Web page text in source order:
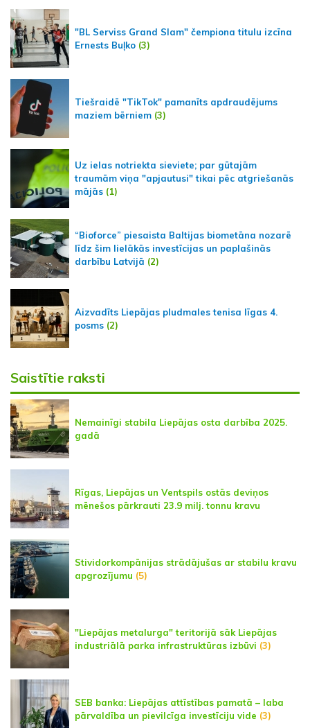
"BL Serviss Grand Slam" čempiona titulu izcīna
Ernests Buļko (3)
Tiešraidē "TikTok" pamanīts apdraudējums
maziem bērniem (3)
Uz ielas notriekta sieviete; par gūtajām
traumām viņa "apjautusi" tikai pēc atgriešanās
mājās (1)
“Bioforce” piesaista Baltijas biometāna nozarē
līdz šim lielākās investīcijas un paplašinās
darbību Latvijā (2)
Aizvadīts Liepājas pludmales tenisa līgas 4.
posms (2)
Saistītie raksti
Nemainīgi stabila Liepājas osta darbība 2025.
gadā
Rīgas, Liepājas un Ventspils ostās deviņos
mēnešos pārkrauti 23.9 milj. tonnu kravu
Stividorkompānijas strādājušas ar stabilu kravu
apgrozījumu (5)
"Liepājas metalurga" teritorijā sāk Liepājas
industriālā parka infrastruktūras izbūvi (3)
SEB banka: Liepājas attīstības pamatā – laba
pārvaldība un pievilcīga investīciju vide (3)